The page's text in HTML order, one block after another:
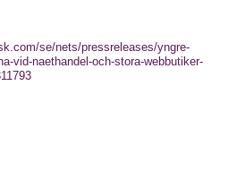
se/nets/pressreleases/yngre-
vid-naethandel-och-stora-webbutiker-